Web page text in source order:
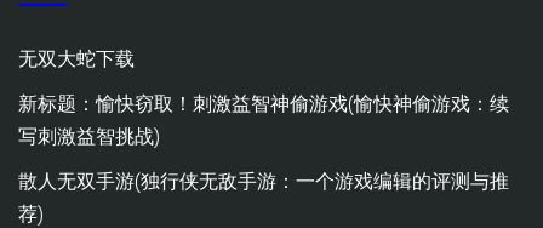
无双大蛇下载
新标题：愉快窃取！刺激益智神偷游戏(愉快神偷游戏：续
写刺激益智挑战)
散人无双手游(独行侠无敌手游：一个游戏编辑的评测与推
荐)